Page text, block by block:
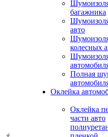
багажника
авто
колесных
Полная
Оклейка
Оклейка
части авто